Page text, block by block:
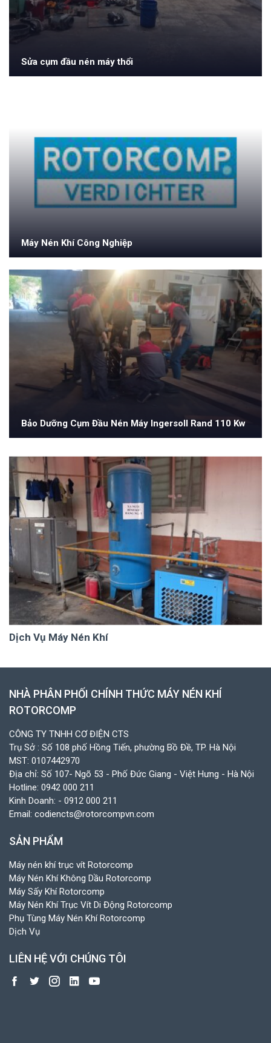
Sửa cụm đầu nén máy thổi
Máy Nén Khí Công Nghiệp
Bảo Dưỡng Cụm Đầu Nén Máy Ingersoll Rand 110 Kw
Dịch Vụ Máy Nén Khí
NHÀ PHÂN PHỐI CHÍNH THỨC MÁY NÉN KHÍ
ROTORCOMP
CÔNG TY TNHH CƠ ĐIỆN CTS
Trụ Sở : Số 108 phố Hồng Tiến, phường Bồ Đề, TP. Hà Nội
MST: 0107442970
Địa chỉ: Số 107- Ngõ 53 - Phố Đức Giang - Việt Hưng - Hà Nội
Hotline: 0942 000 211
Kinh Doanh: - 0912 000 211
Email: codiencts@rotorcompvn.com
SẢN PHẨM
Máy nén khí trục vít Rotorcomp
Máy Nén Khí Không Dầu Rotorcomp
Máy Sấy Khí Rotorcomp
Máy Nén Khí Trục Vít Di Động Rotorcomp
Phụ Tùng Máy Nén Khí Rotorcomp
Dịch Vụ
LIÊN HỆ VỚI CHÚNG TÔI